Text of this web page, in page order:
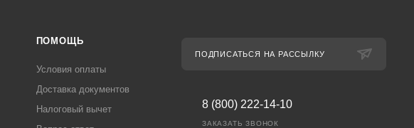
ПОМОЩЬ
Условия оплаты
Доставка документов
Налоговый вычет
ПОДПИСАТЬСЯ НА РАССЫЛКУ
8 (800) 222-14-10
ЗАКАЗАТЬ ЗВОНОК